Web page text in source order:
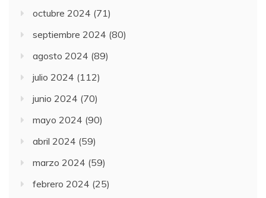
octubre 2024 (71)
septiembre 2024 (80)
agosto 2024 (89)
julio 2024 (112)
junio 2024 (70)
mayo 2024 (90)
abril 2024 (59)
marzo 2024 (59)
febrero 2024 (25)